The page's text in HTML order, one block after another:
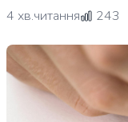
4 хв.читання
243